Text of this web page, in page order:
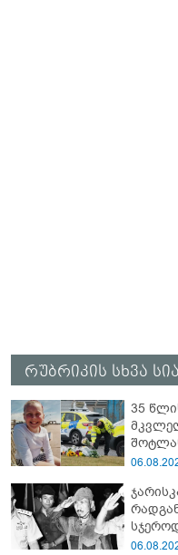
რუბრიკის სხვა
35